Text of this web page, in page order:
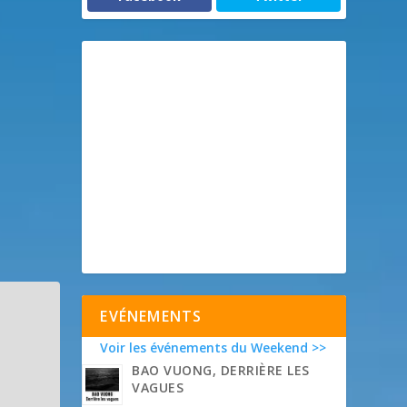
EVÉNEMENTS
Voir les événements du Weekend >>
BAO VUONG, DERRIÈRE LES
VAGUES